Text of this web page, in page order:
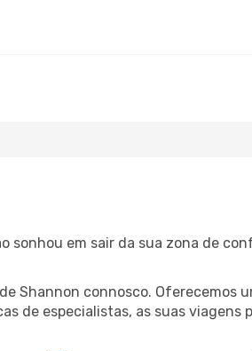
sonhou em sair da sua zona de
Shannon connosco. Oferecemos
de especialistas, as suas viagens